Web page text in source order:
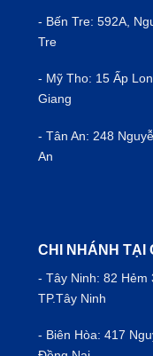
- Bến Tre: 592A,
Tre
- Mỹ Tho: 15 Ấp
Giang
- Tân An: 248
An
CHI NHÁNH TẠI
- Tây Ninh: 82 Hẻm
TP.Tây Ninh
- Biên Hòa: 417